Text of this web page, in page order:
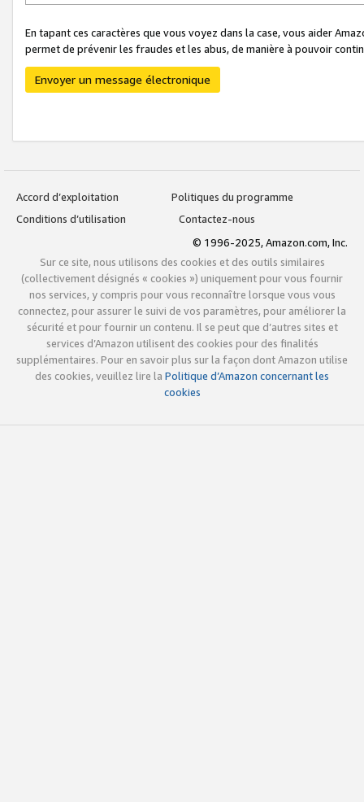
En tapant ces caractères que vous voyez dans la case, vous aider
permet de prévenir les fraudes et les abus, de manière à pouvoir
Envoyer un message électronique
Accord d’exploitation
Politiques du programme
Conditions d’utilisation
Contactez-nous
© 1996-2025, Amazon.com, Inc.
Sur ce site, nous utilisons des cookies et des outils similaires
(collectivement désignés « cookies ») uniquement pour vous fournir
nos services, y compris pour vous reconnaître lorsque vous vous
connectez, pour assurer le suivi de vos paramètres, pour améliorer la
sécurité et pour fournir un contenu. Il se peut que d’autres sites et
services d’Amazon utilisent des cookies pour des finalités
supplémentaires. Pour en savoir plus sur la façon dont Amazon utilise
des cookies, veuillez lire la Politique d’Amazon concernant les
cookies